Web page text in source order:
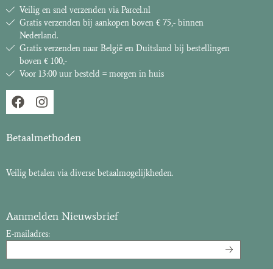
Veilig en snel verzenden via Parcel.nl
Gratis verzenden bij aankopen boven € 75,- binnen
Nederland.
Gratis verzenden naar België en Duitsland bij bestellingen
boven € 100,-
Voor 13:00 uur besteld = morgen in huis
Betaalmethoden
Veilig betalen via diverse betaalmogelijkheden.
Aanmelden Nieuwsbrief
E-mailadres: